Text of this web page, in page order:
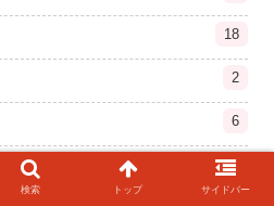
18
2
6
1
検索 トップ サイドバー